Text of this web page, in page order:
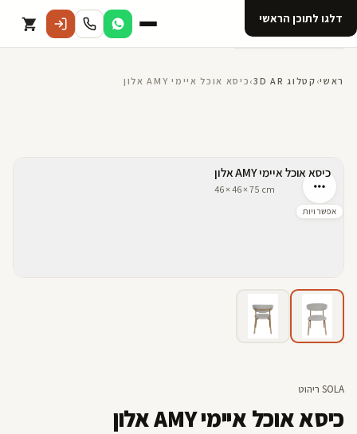
דלגו לתוכן הראשי
קטלוגראשי› קטלוג 3D AR › כיסא אוכל איימי AMY אלון
SOLA ריהוט
כיסא אוכל איימי AMY אלון